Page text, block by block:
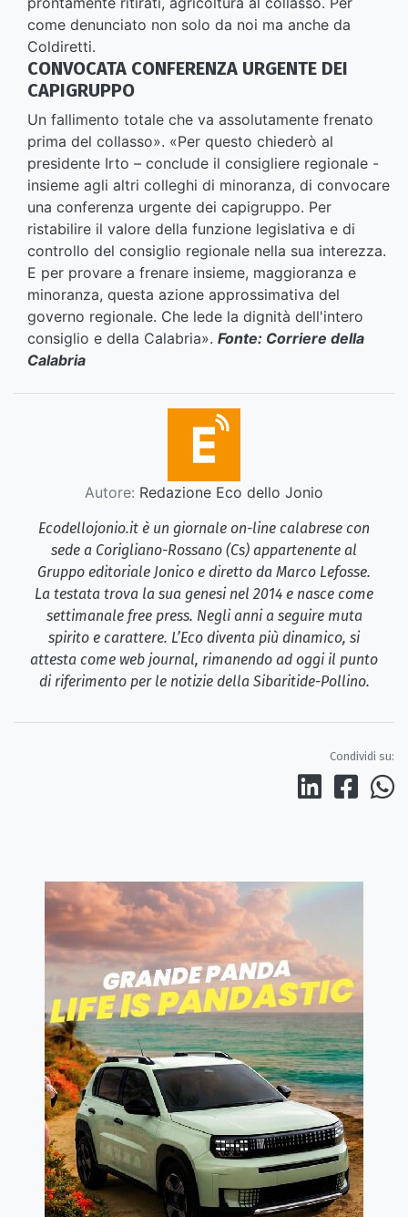
come denunciato non solo da noi ma anche da
Coldiretti.
CONVOCATA CONFERENZA URGENTE DEI
CAPIGRUPPO
Un fallimento totale che va assolutamente frenato
prima del collasso». «Per questo chiederò al
presidente Irto – conclude il consigliere regionale -
insieme agli altri colleghi di minoranza, di convocare
una conferenza urgente dei capigruppo. Per
ristabilire il valore della funzione legislativa e di
controllo del consiglio regionale nella sua interezza.
E per provare a frenare insieme, maggioranza e
minoranza, questa azione approssimativa del
governo regionale. Che lede la dignità dell'intero
consiglio e della Calabria». Fonte: Corriere della
Calabria
Autore: Redazione Eco dello Jonio
Ecodellojonio.it è un giornale on-line calabrese con
sede a Corigliano-Rossano (Cs) appartenente al
Gruppo editoriale Jonico e diretto da Marco Lefosse.
La testata trova la sua genesi nel 2014 e nasce come
settimanale free press. Negli anni a seguire muta
spirito e carattere. L’Eco diventa più dinamico, si
attesta come web journal, rimanendo ad oggi il punto
di riferimento per le notizie della Sibaritide-Pollino.
Condividi su: